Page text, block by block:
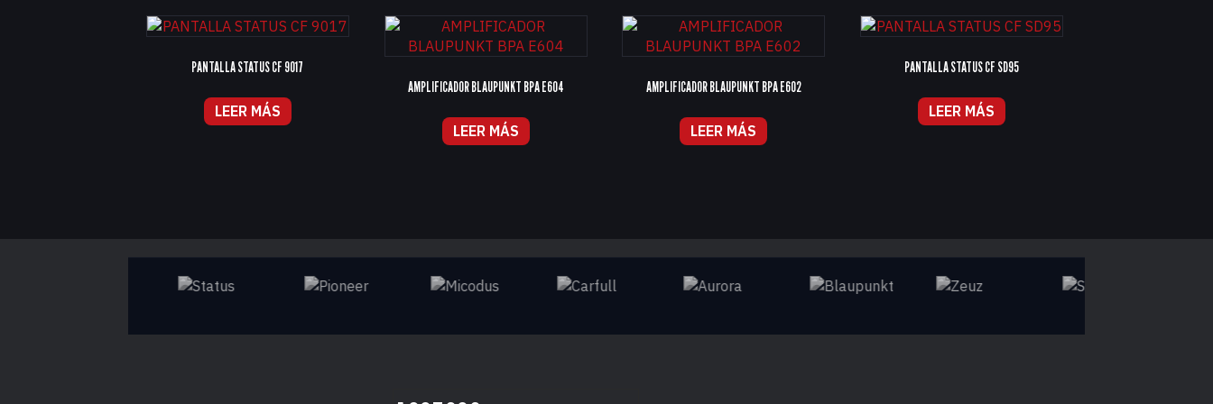
PANTALLA STATUS CF 9017
LEER MÁS
AMPLIFICADOR BLAUPUNKT BPA E604
LEER MÁS
AMPLIFICADOR BLAUPUNKT BPA E602
LEER MÁS
PANTALLA STATUS CF SD95
LEER MÁS